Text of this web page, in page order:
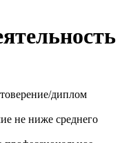
диплом
не ниже среднего